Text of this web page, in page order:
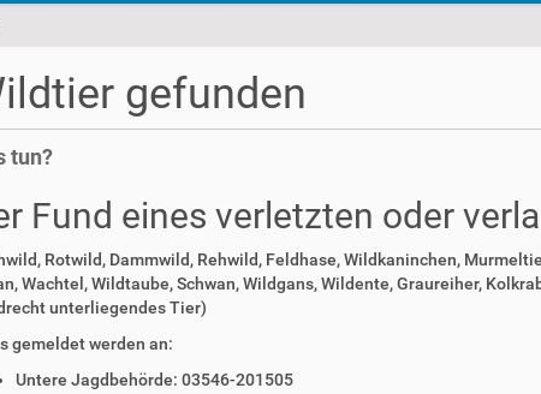
gefunden
tun?
Fund eines verletzten oder
Rotwild, Dammwild, Rehwild, Feldhase, Wildkaninchen,
Wachtel, Wildtaube, Schwan, Wildgans, Wildente, Graureiher,
unterliegendes Tier)
gemeldet werden an:
Untere Jagdbehörde: 03546-201505